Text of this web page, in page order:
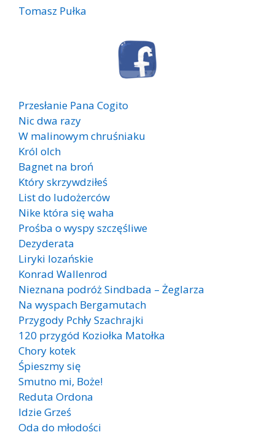
Tomasz Pułka
Przesłanie Pana Cogito
Nic dwa razy
W malinowym chruśniaku
Król olch
Bagnet na broń
Który skrzywdziłeś
List do ludożerców
Nike która się waha
Prośba o wyspy szczęśliwe
Dezyderata
Liryki lozańskie
Konrad Wallenrod
Nieznana podróż Sindbada – Żeglarza
Na wyspach Bergamutach
Przygody Pchły Szachrajki
120 przygód Koziołka Matołka
Chory kotek
Śpieszmy się
Smutno mi, Boże!
Reduta Ordona
Idzie Grześ
Oda do młodości